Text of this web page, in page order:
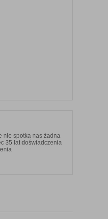
nie spotka nas żadna
35 lat doświadczenia